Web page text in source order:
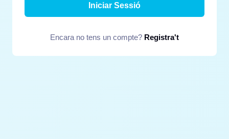
Iniciar Sessió
Encara no tens un compte? Registra't